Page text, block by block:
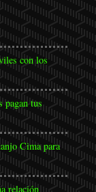
con los
pagan tus
Cima para
relación